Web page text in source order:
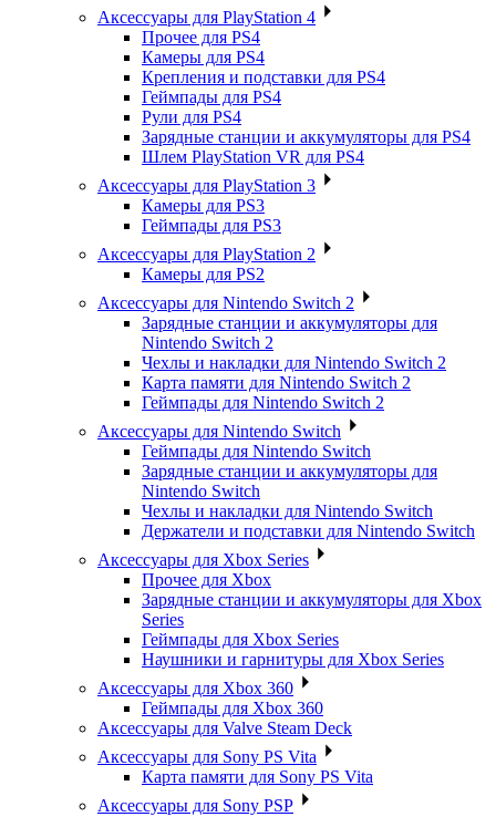
Аксессуары для PlayStation 4
Прочее для PS4
Камеры для PS4
Крепления и подставки для PS4
Геймпады для PS4
Рули для PS4
Зарядные станции и аккумуляторы для PS4
Шлем PlayStation VR для PS4
Аксессуары для PlayStation 3
Камеры для PS3
Геймпады для PS3
Аксессуары для PlayStation 2
Камеры для PS2
Аксессуары для Nintendo Switch 2
Зарядные станции и аккумуляторы для
Nintendo Switch 2
Чехлы и накладки для Nintendo Switch 2
Карта памяти для Nintendo Switch 2
Геймпады для Nintendo Switch 2
Аксессуары для Nintendo Switch
Геймпады для Nintendo Switch
Зарядные станции и аккумуляторы для
Nintendo Switch
Чехлы и накладки для Nintendo Switch
Держатели и подставки для Nintendo Switch
Аксессуары для Xbox Series
Прочее для Xbox
Зарядные станции и аккумуляторы для Xbox
Series
Геймпады для Xbox Series
Наушники и гарнитуры для Xbox Series
Аксессуары для Xbox 360
Геймпады для Xbox 360
Аксессуары для Valve Steam Deck
Аксессуары для Sony PS Vita
Карта памяти для Sony PS Vita
Аксессуары для Sony PSP